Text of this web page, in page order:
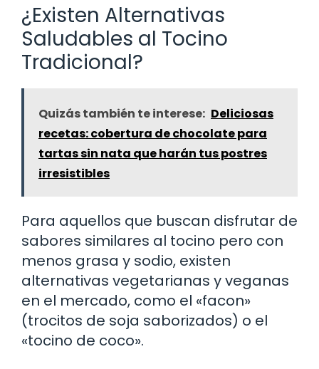
¿Existen Alternativas
Saludables al Tocino
Tradicional?
Quizás también te interese: Deliciosas
recetas: cobertura de chocolate para
tartas sin nata que harán tus postres
irresistibles
Para aquellos que buscan disfrutar de
sabores similares al tocino pero con
menos grasa y sodio, existen
alternativas vegetarianas y veganas
en el mercado, como el «facon»
(trocitos de soja saborizados) o el
«tocino de coco».